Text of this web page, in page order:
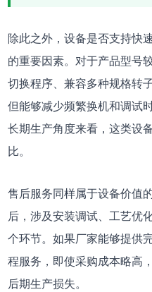
除此之外，设备是否支持快
的重要因素。对于产品型号
切换程序、兼容多种规格转
但能够减少频繁换机和调试
长期生产角度来看，这类设
比。
售后服务同样属于设备价值
后，涉及安装调试、工艺优
个环节。如果厂家能够提供
程服务，即使采购成本略高
后期生产损失。